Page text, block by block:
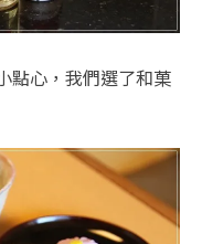
點心，我們選了和菓